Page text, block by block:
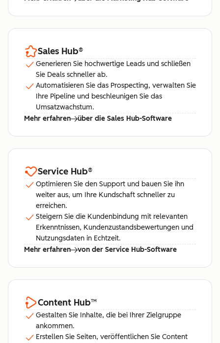
Sales Hub®
Generieren Sie hochwertige Leads und schließen
Sie Deals schneller ab.
Automatisieren Sie das Prospecting, verwalten Sie
Ihre Pipeline und beschleunigen Sie das
Umsatzwachstum.
Mehr erfahren
über die Sales Hub-Software
Service Hub®
Optimieren Sie den Support und bauen Sie ihn
weiter aus, um Ihre Kundschaft schneller zu
erreichen.
Steigern Sie die Kundenbindung mit relevanten
Erkenntnissen, Kundenzustandsbewertungen und
Nutzungsdaten in Echtzeit.
Mehr erfahren
von der Service Hub-Software
Content Hub™
Gestalten Sie Inhalte, die bei Ihrer Zielgruppe
ankommen.
Erstellen Sie Seiten, veröffentlichen Sie Content